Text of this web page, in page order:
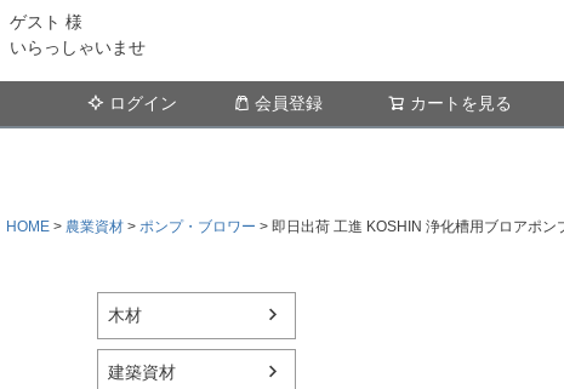
ゲスト 様
いらっしゃいませ
ログイン 会員登録 カートを見る
HOME 農業資材 ポンプ・ブロワー 即日出荷 工進 KOSHIN 浄化槽用ブロアポン
木材
建築資材